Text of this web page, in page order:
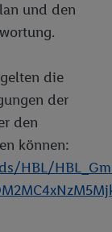
und den
die
der
den
können:
HBL/